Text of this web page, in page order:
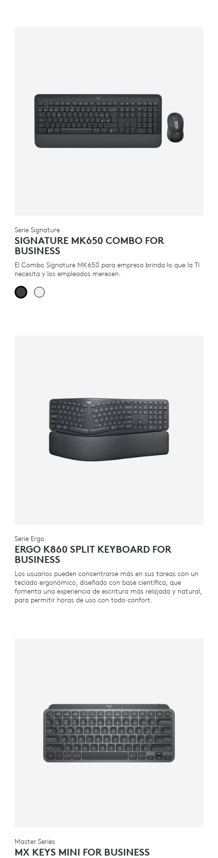
Serie Signature
SIGNATURE MK650 COMBO FOR
BUSINESS
El Combo Signature MK650 para empresa brinda lo que la TI
necesita y los empleados merecen.
Serie Ergo
ERGO K860 SPLIT KEYBOARD FOR
BUSINESS
Los usuarios pueden concentrarse más en sus tareas con un
teclado ergonómico, diseñado con base científica, que
fomenta una experiencia de escritura más relajada y natural,
para permitir horas de uso con todo confort.
Master Series
MX KEYS MINI FOR BUSINESS